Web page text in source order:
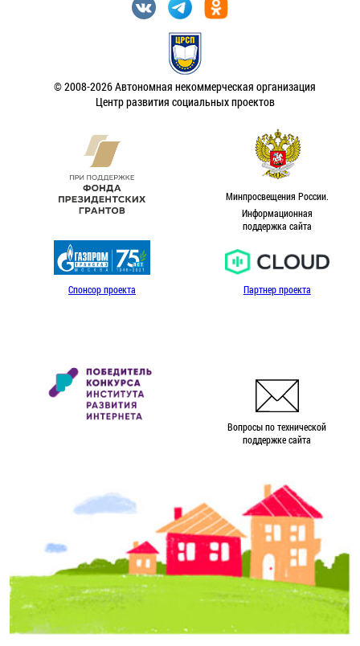
© 2008-2026 Автономная некоммерческая организация
Центр развития социальных проектов
Минпросвещения России.
Информационная
поддержка сайта
Спонсор проекта Партнер проекта
Вопросы по технической
поддержке сайта